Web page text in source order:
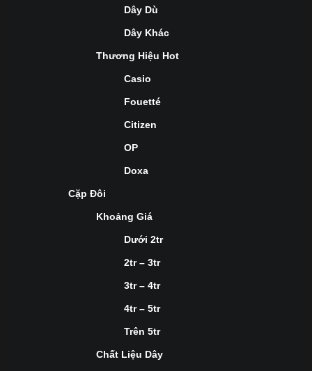
Dây Dù
Dây Khác
Thương Hiệu Hot
Casio
Fouetté
Citizen
OP
Doxa
Cặp Đôi
Khoảng Giá
Dưới 2tr
2tr – 3tr
3tr – 4tr
4tr – 5tr
Trên 5tr
Chất Liệu Dây